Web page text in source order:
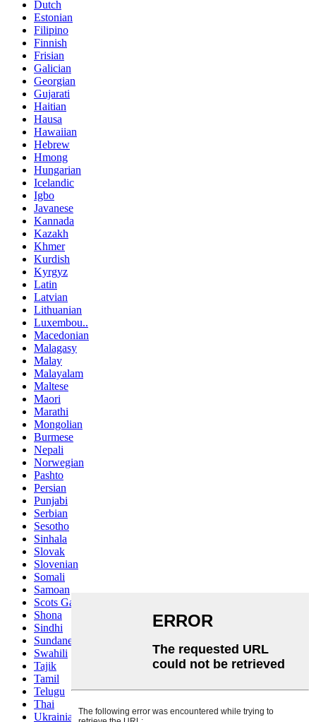
Dutch
Estonian
Filipino
Finnish
Frisian
Galician
Georgian
Gujarati
Haitian
Hausa
Hawaiian
Hebrew
Hmong
Hungarian
Icelandic
Igbo
Javanese
Kannada
Kazakh
Khmer
Kurdish
Kyrgyz
Latin
Latvian
Lithuanian
Luxembou..
Macedonian
Malagasy
Malay
Malayalam
Maltese
Maori
Marathi
Mongolian
Burmese
Nepali
Norwegian
Pashto
Persian
Punjabi
Serbian
Sesotho
Sinhala
Slovak
Slovenian
Somali
Samoan
Scots Gaelic
Shona
Sindhi
Sundanese
Swahili
Tajik
Tamil
Telugu
Thai
Ukrainian